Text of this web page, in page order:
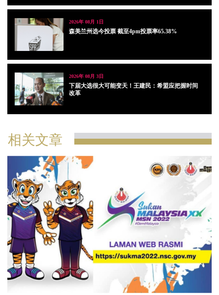
2026年 08月 1日
森美兰州选今投票 截至4pm投票率65.38%
2026年 08月 3日
下届大选很大可能变天！王建民：希盟应把握时间
改革
相关文章